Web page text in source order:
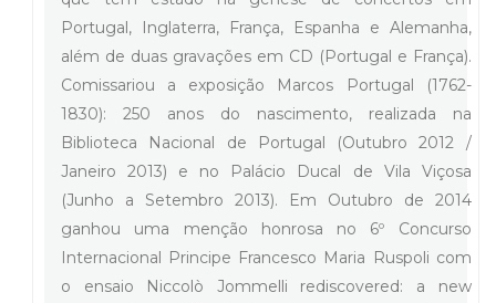
Portugal, Inglaterra, França, Espanha e Alemanha,
além de duas gravações em CD (Portugal e França).
Comissariou a exposição Marcos Portugal (1762-
1830): 250 anos do nascimento, realizada na
Biblioteca Nacional de Portugal (Outubro 2012 /
Janeiro 2013) e no Palácio Ducal de Vila Viçosa
(Junho a Setembro 2013). Em Outubro de 2014
ganhou uma menção honrosa no 6º Concurso
Internacional Principe Francesco Maria Ruspoli com
o ensaio Niccolò Jommelli rediscovered: a new